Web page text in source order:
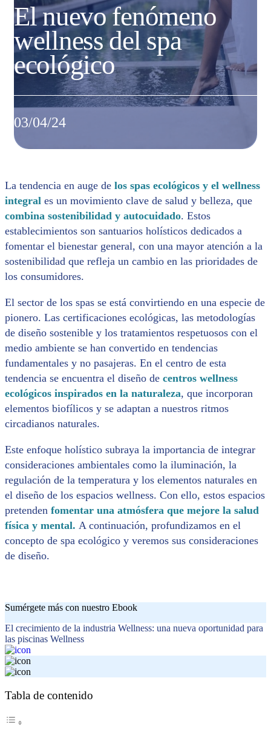
El nuevo fenómeno
wellness del spa
ecológico
03/04/24
La tendencia en auge de los spas ecológicos y el wellness
integral es un movimiento clave de salud y belleza, que
combina sostenibilidad y autocuidado. Estos
establecimientos son santuarios holísticos dedicados a
fomentar el bienestar general, con una mayor atención a la
sostenibilidad que refleja un cambio en las prioridades de
los consumidores.
El sector de los spas se está convirtiendo en una especie de
pionero. Las certificaciones ecológicas, las metodologías
de diseño sostenible y los tratamientos respetuosos con el
medio ambiente se han convertido en tendencias
fundamentales y no pasajeras. En el centro de esta
tendencia se encuentra el diseño de centros wellness
ecológicos inspirados en la naturaleza, que incorporan
elementos biofílicos y se adaptan a nuestros ritmos
circadianos naturales.
Este enfoque holístico subraya la importancia de integrar
consideraciones ambientales como la iluminación, la
regulación de la temperatura y los elementos naturales en
el diseño de los espacios wellness. Con ello, estos espacios
pretenden fomentar una atmósfera que mejore la salud
física y mental. A continuación, profundizamos en el
concepto de spa ecológico y veremos sus consideraciones
de diseño.
Sumérgete más con nuestro Ebook
El crecimiento de la industria Wellness: una nueva oportunidad para
las piscinas Wellness
Tabla de contenido